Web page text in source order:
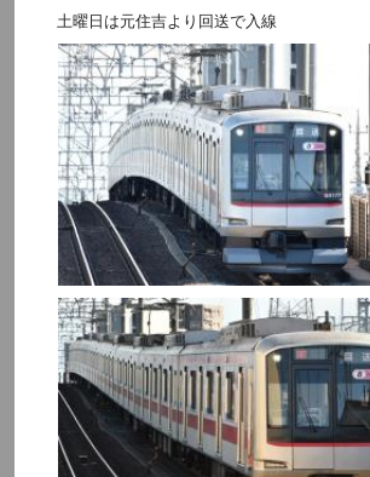
土曜日は元住吉より回送で入線